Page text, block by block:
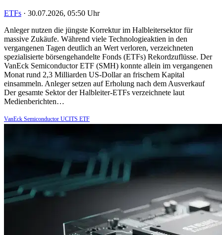
ETFs · 30.07.2026, 05:50 Uhr
Anleger nutzen die jüngste Korrektur im Halbleitersektor für
massive Zukäufe. Während viele Technologieaktien in den
vergangenen Tagen deutlich an Wert verloren, verzeichneten
spezialisierte börsengehandelte Fonds (ETFs) Rekordzuflüsse. Der
VanEck Semiconductor ETF (SMH) konnte allein im vergangenen
Monat rund 2,3 Milliarden US-Dollar an frischem Kapital
einsammeln. Anleger setzen auf Erholung nach dem Ausverkauf
Der gesamte Sektor der Halbleiter-ETFs verzeichnete laut
Medienberichten…
VanEck Semiconductor UCITS ETF